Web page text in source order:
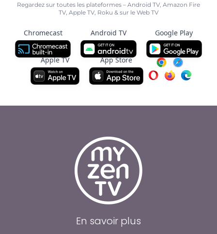
Regardez sur toutes les plateformes – Android TV, Amazon Fire
TV, Apple TV, Roku & sur le Web TV
Chromecast Android TV Google Play
Apple TV App Store
En savoir plus